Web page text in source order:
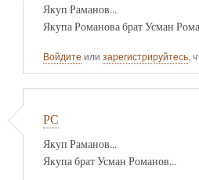
Якуп Раманов...
Якупа Романова брат Усман
Войдите или зарегистрируйтесь,
РС
Якуп Раманов...
Якупа брат Усман Романов...